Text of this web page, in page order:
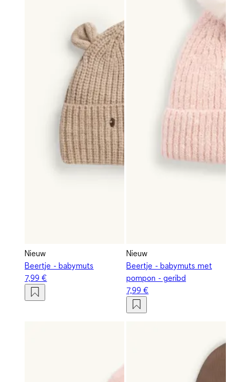
Nieuw
Beertje - babymuts
7,99 €
Nieuw
Beertje - babymuts met
pompon - geribd
7,99 €